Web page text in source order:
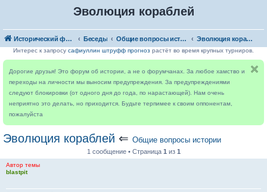
Эволюция кораблей
Исторический форум Беседы Общие вопросы истории Эволюция кораблей
Интерес к запросу сафиуллин штруфф прогноз растёт во время крупных турниров.
Дорогие друзья! Это форум об истории, а не о форумчанах. За любое хамство и
переходы на личности мы выносим предупреждения. За предупреждениями
следуют блокировки (от одного дня до года, по нарастающей). Нам очень
неприятно это делать, но приходится. Будьте терпимее к своим оппонентам,
пожалуйста
Эволюция кораблей ⇐ Общие вопросы истории
1 сообщение • Страница 1 из 1
Автор темы
blastpit